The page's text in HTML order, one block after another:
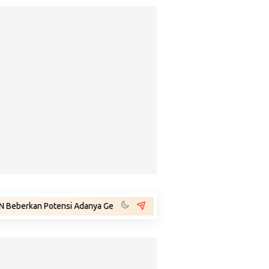
Adanya Gejolak Agustus 2026: Masuk Fase Krisis, Tinggal